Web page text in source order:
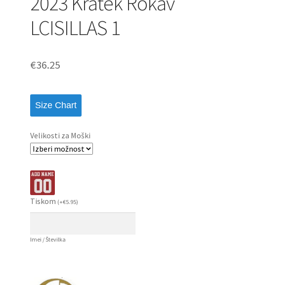
LCISILLAS 1
€36.25
Size Chart
Velikosti za Moški
Tiskom (+€5.95)
Imei / Številka